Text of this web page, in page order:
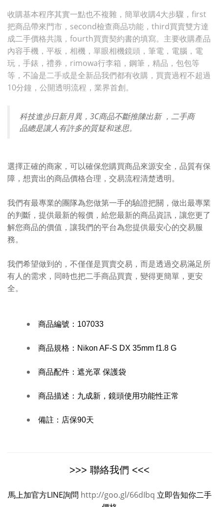
收購基本程序其實一點也不複雜，簡單收購4大步驟，first
把商品帶來門市，second檢查商品功能，third買賣雙方達
成二手價格共識，fourth買賣契約書的填寫。主要收購產品
內容手機，平板，相機，單眼相機鏡頭，筆電，電腦，電
玩，手錶，禮券，rimowa行李箱，鋼筆，精品，包包等
等，不論是二手或是全新品我們都有收購，買賣過程不超過
10分鐘，公開透明流程，業界首創。
科技進步日新月異，3C商品不斷推陳出新 ，二手商
品總是讓人有許多的質疑和迷思。
選擇正確的商家，可以確保您購買商品來源安全，品質有保
障，想賣出的商品價格合理，交易流程清楚透明。
我們有最專業的團隊為您做第一手的驗證把關，做出最專業
的判斷，提供最新的報價，給您最新的商品資訊，讓您更了
解您商品的價值，讓我們的平台為您提供最安心的交易服
務。
我們希望做到的，不僅僅是買賣交易，而是透過交易滿足所
有人的需求，同時也把二手商品買賣，變得更簡單，更安
全。
商品編號： 107033
商品規格： Nikon AF-S DX 35mm f1.8 G
商品配件： 遮光罩 保護袋
商品描述： 九成新，鏡頭使用功能性正常
備註： 店保90天
>>> 聯絡我們 <<<
馬上加官方LINE詢問 http://goo.gl/66dIbq 立即告知你二手